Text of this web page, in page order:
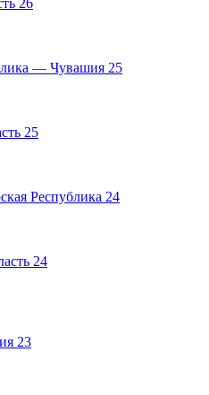
26
— Чувашия 25
25
Республика 24
24
23